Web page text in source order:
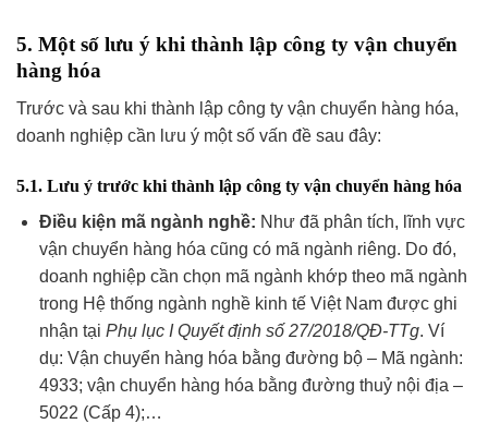
5. Một số lưu ý khi thành lập công ty vận chuyển
hàng hóa
Trước và sau khi thành lập công ty vận chuyển hàng hóa,
doanh nghiệp cần lưu ý một số vấn đề sau đây:
5.1. Lưu ý trước khi thành lập công ty vận chuyển hàng hóa
Điều kiện mã ngành nghề: Như đã phân tích, lĩnh vực
vận chuyển hàng hóa cũng có mã ngành riêng. Do đó,
doanh nghiệp cần chọn mã ngành khớp theo mã ngành
trong Hệ thống ngành nghề kinh tế Việt Nam được ghi
nhận tại Phụ lục I Quyết định số 27/2018/QĐ-TTg. Ví
dụ: Vận chuyển hàng hóa bằng đường bộ – Mã ngành:
4933; vận chuyển hàng hóa bằng đường thuỷ nội địa –
5022 (Cấp 4);…